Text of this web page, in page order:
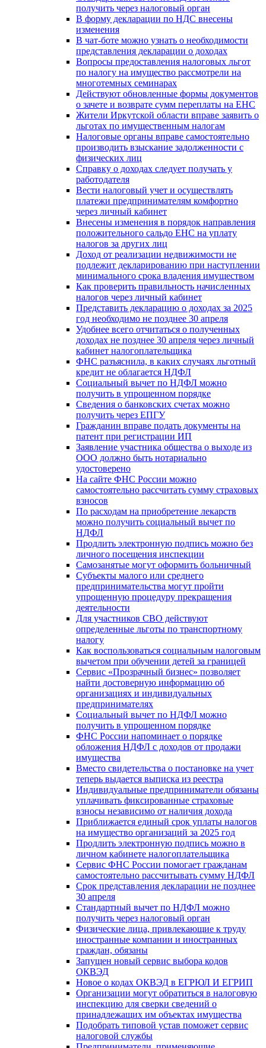
получить через налоговый орган
В форму декларации по НДС внесены
изменения
В чат-боте можно узнать о необходимости
представления декларации о доходах
Вопросы предоставления налоговых льгот
по налогу на имущество рассмотрели на
многотемных семинарах
Действуют обновленные формы документов
о зачете и возврате сумм переплаты на ЕНС
Жители Иркутской области вправе заявить о
льготах по имущественным налогам
Налоговые органы вправе самостоятельно
производить взыскание задолженности с
физических лиц
Справку о доходах следует получать у
работодателя
Вести налоговый учет и осуществлять
платежи предпринимателям комфортно
через личный кабинет
Внесены изменения в порядок направления
положительного сальдо ЕНС на уплату
налогов за других лиц
Доход от реализации недвижимости не
подлежит декларированию при наступлении
минимального срока владения имуществом
Как проверить правильность начисленных
налогов через личный кабинет
Представить декларацию о доходах за 2025
год необходимо не позднее 30 апреля
Удобнее всего отчитаться о полученных
доходах не позднее 30 апреля через личный
кабинет налогоплательщика
ФНС разъяснила, в каких случаях льготный
кредит не облагается НДФЛ
Социальный вычет по НДФЛ можно
получить в упрощенном порядке
Сведения о банковских счетах можно
получить через ЕПГУ
Гражданин вправе подать документы на
патент при регистрации ИП
Заявление участника общества о выходе из
ООО должно быть нотариально
удостоверено
На сайте ФНС России можно
самостоятельно рассчитать сумму страховых
взносов
По расходам на приобретение лекарств
можно получить социальный вычет по
НДФЛ
Продлить электронную подпись можно без
личного посещения инспекции
Самозанятые могут оформить больничный
Субъекты малого или среднего
предпринимательства могут пройти
упрощенную процедуру прекращения
деятельности
Для участников СВО действуют
определенные льготы по транспортному
налогу
Как воспользоваться социальным налоговым
вычетом при обучении детей за границей
Сервис «Прозрачный бизнес» позволяет
найти достоверную информацию об
организациях и индивидуальных
предпринимателях
Социальный вычет по НДФЛ можно
получить в упрощенном порядке
ФНС России напоминает о порядке
обложения НДФЛ с доходов от продажи
имущества
Вместо свидетельства о постановке на учет
теперь выдается выписка из реестра
Индивидуальные предприниматели обязаны
уплачивать фиксированные страховые
взносы независимо от наличия дохода
Приближается единый срок уплаты налогов
на имущество организаций за 2025 год
Продлить электронную подпись можно в
личном кабинете налогоплательщика
Сервис ФНС России помогает гражданам
самостоятельно рассчитывать сумму НДФЛ
Срок представления декларации не позднее
30 апреля
Стандартный вычет по НДФЛ можно
получить через налоговый орган
Физические лица, привлекающие к труду
иностранные компании и иностранных
граждан, обязаны
Запущен новый сервис выбора кодов
ОКВЭД
Новое о кодах ОКВЭД в ЕГРЮЛ И ЕГРИП
Организации могут обратиться в налоговую
инспекцию для сверки сведений о
принадлежащих им объектах имущества
Подобрать типовой устав поможет сервис
налоговой службы